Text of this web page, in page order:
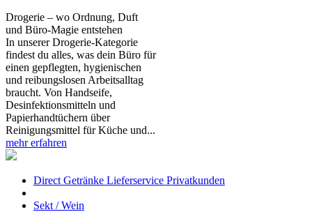
Drogerie – wo Ordnung, Duft
und Büro‑Magie entstehen
In unserer Drogerie‑Kategorie
findest du alles, was dein Büro für
einen gepflegten, hygienischen
und reibungslosen Arbeitsalltag
braucht. Von Handseife,
Desinfektionsmitteln und
Papierhandtüchern über
Reinigungsmittel für Küche und...
mehr erfahren
Direct Getränke Lieferservice Privatkunden
Sekt / Wein